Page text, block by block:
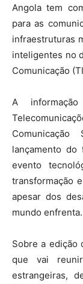
Angola tem
para as
infraestruturas
inteligentes no
Comunicação
A
lançamento do
evento
transformação
apesar dos
mundo enfrenta.
Sobre a edição
que vai
estrangeiras,